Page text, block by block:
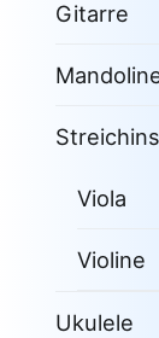
Gitarre
Viola
Violine
Ukulele